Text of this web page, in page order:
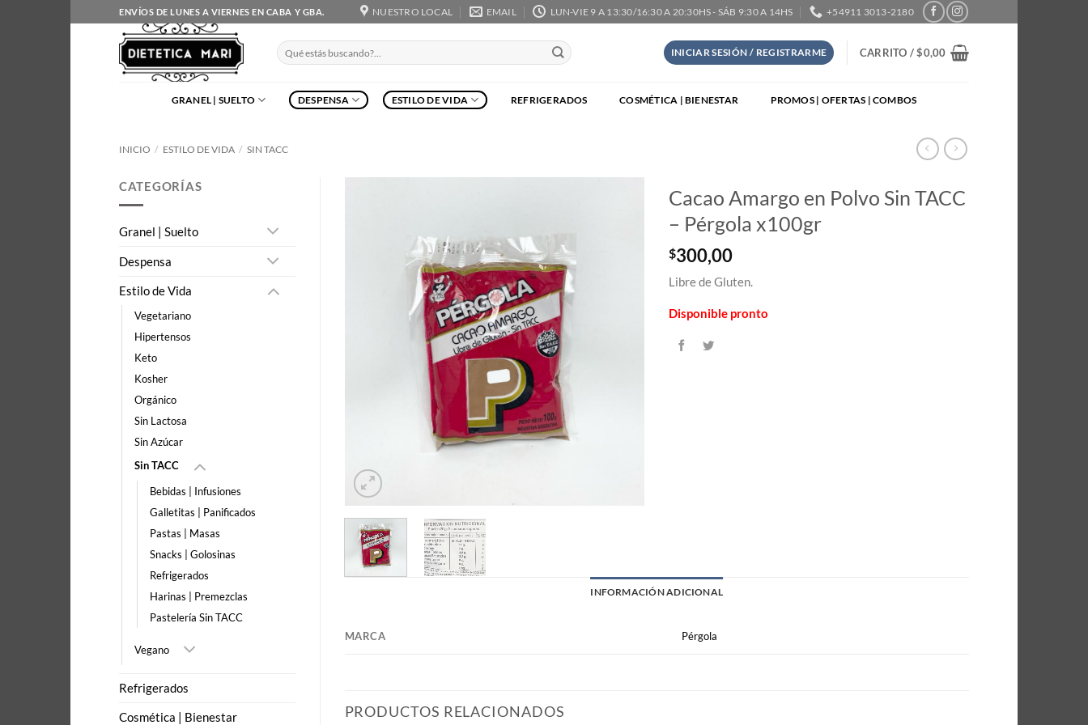
al
contenido
ENVÍOS DE LUNES A VIERNES EN CABA Y GBA. NUESTRO LOCAL EMAIL LUN-VIE 9 A 13:30/16:30 A 20:30HS - SÁB 9:30 A 14HS +54911 3013-2180
Buscar
por:
INICIAR SESIÓN / REGISTRARME CARRITO /$0,00
GRANEL | SUELTO DESPENSA ESTILO DE VIDA REFRIGERADOS COSMÉTICA | BIENESTAR PROMOS | OFERTAS | COMBOS
INICIO / ESTILO DE VIDA / SIN TACC
CATEGORÍAS
Granel | Suelto
Despensa
Estilo de Vida
Vegetariano
Hipertensos
Keto
Kosher
Orgánico
Sin Lactosa
Sin Azúcar
Sin TACC
Bebidas | Infusiones
Galletitas | Panificados
Pastas | Masas
Snacks | Golosinas
Refrigerados
Harinas | Premezclas
Pastelería Sin TACC
Vegano
Refrigerados
Cosmética | Bienestar
Cacao Amargo en Polvo Sin TACC
– Pérgola x100gr
$300,00
Libre de Gluten.
Disponible pronto
INFORMACIÓN ADICIONAL
MARCA Pérgola
PRODUCTOS RELACIONADOS